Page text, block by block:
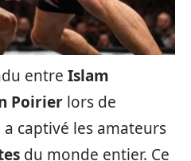
entre Islam
Poirier lors de
a captivé les amateurs
du monde entier. Ce